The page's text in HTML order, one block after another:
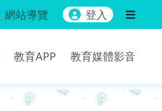
網站導覽 登入
教育APP 教育媒體影音